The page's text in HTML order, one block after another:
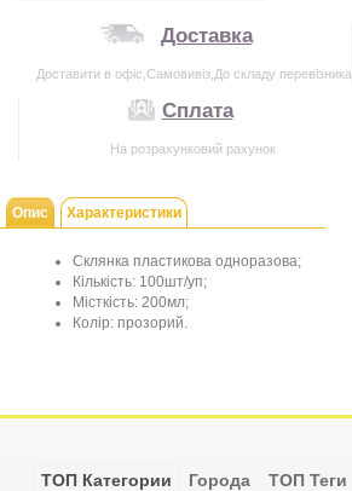
Доставка
Доставити в офіс,Самовивіз,До складу перевізника
Сплата
На розрахунковий рахунок
Опис Характеристики
Склянка пластикова одноразова;
Кількість: 100шт/уп;
Місткість: 200мл;
Колір: прозорий.
ТОП Категории Города ТОП Теги